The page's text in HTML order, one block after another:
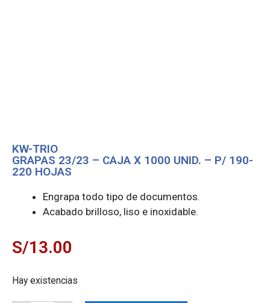
KW-TRIO
GRAPAS 23/23 – CAJA X 1000 UNID. – P/ 190-
220 HOJAS
Engrapa todo tipo de documentos.
Acabado brilloso, liso e inoxidable.
S/13.00
Hay existencias